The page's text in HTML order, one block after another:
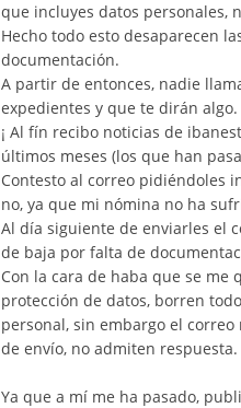
que incluyes datos personales,
Hecho todo esto desaparecen
documentación.
A partir de entonces, nadie
expedientes y que te dirán
¡ Al fín recibo noticias de
últimos meses (los que han
Contesto al correo pidiéndoles
no, ya que mi nómina no ha
Al día siguiente de enviarles el
de baja por falta de
Con la cara de haba que se me
protección de datos, borren
personal, sin embargo el
de envío, no admiten respuesta.
Ya que a mí me ha pasado,